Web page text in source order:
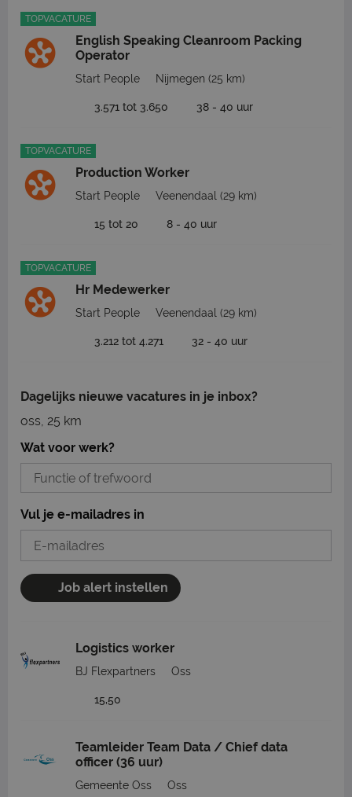
TOPVACATURE
English Speaking Cleanroom Packing
Operator
Start People Nijmegen (25 km)
3.571 tot 3.650 38 - 40 uur
TOPVACATURE
Production Worker
Start People Veenendaal (29 km)
15 tot 20 8 - 40 uur
TOPVACATURE
Hr Medewerker
Start People Veenendaal (29 km)
3.212 tot 4.271 32 - 40 uur
Dagelijks nieuwe vacatures in je inbox?
oss, 25 km
Wat voor werk?
Vul je e-mailadres in
Job alert instellen
Logistics worker
BJ Flexpartners Oss
15,50
Teamleider Team Data / Chief data
officer (36 uur)
Gemeente Oss Oss